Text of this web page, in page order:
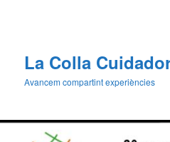
La Colla
Avancem compartint experiències